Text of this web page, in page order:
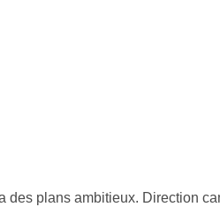
plans ambitieux. Direction